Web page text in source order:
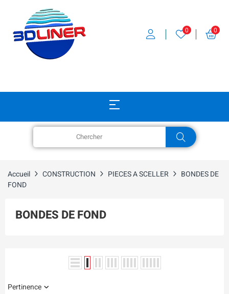
0 0
Accueil CONSTRUCTION PIECES A SCELLER
BONDES DE
FOND
BONDES DE FOND
Pertinence